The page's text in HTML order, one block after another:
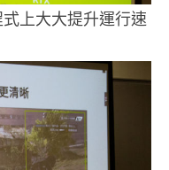
上大大提升運行速